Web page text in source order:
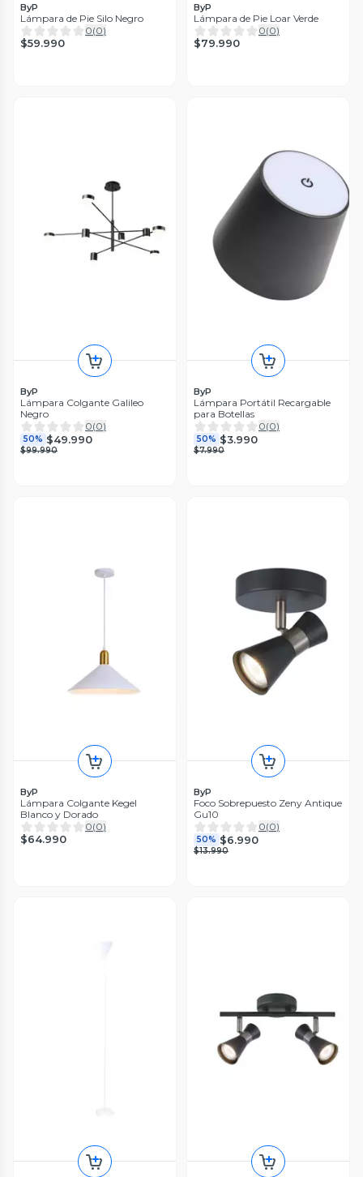
ByP
Lámpara de Pie Silo Negro
0(0)
$59.990
ByP
Lámpara de Pie Loar Verde
0(0)
$79.990
ByP
Lámpara Colgante Galileo
Negro
0(0)
50% $49.990
$99.990
ByP
Lámpara Portátil Recargable
para Botellas
0(0)
50% $3.990
$7.990
ByP
Lámpara Colgante Kegel
Blanco y Dorado
0(0)
$64.990
ByP
Foco Sobrepuesto Zeny Antique
Gu10
0(0)
50% $6.990
$13.990